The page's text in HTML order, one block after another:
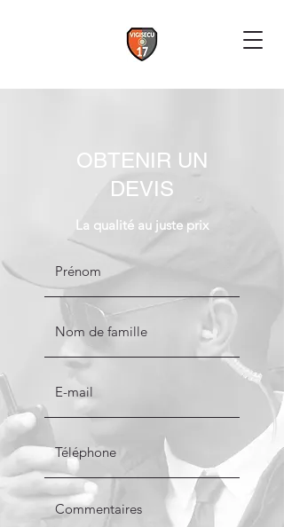
OBTENIR UN
DEVIS
La qualité au juste prix